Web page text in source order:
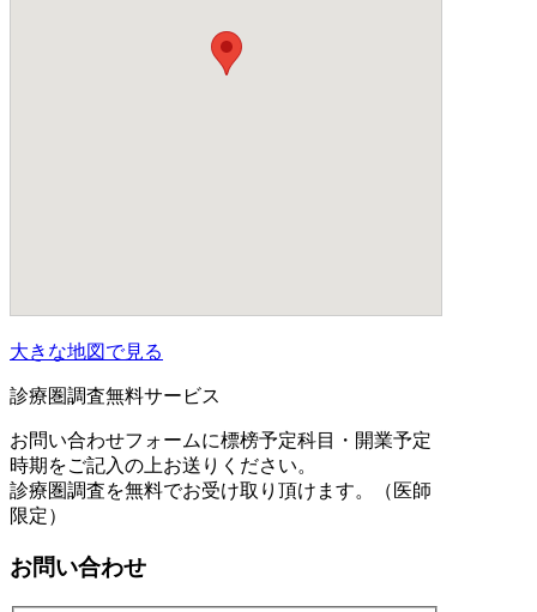
大きな地図で見る
診療圏調査無料サービス
お問い合わせフォームに標榜予定科目・開業予定
時期をご記入の上お送りください。
診療圏調査を無料でお受け取り頂けます。（医師
限定）
お問い合わせ